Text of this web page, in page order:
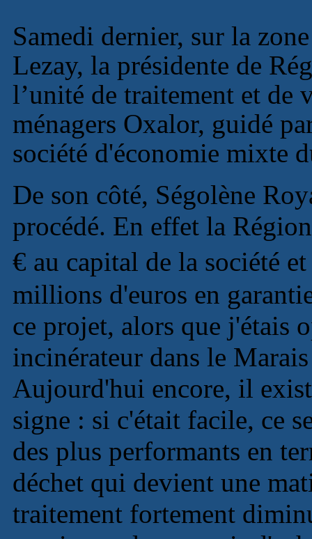
Samedi dernier, sur la
Lezay, la présidente de
l’unité de traitement et de
ménagers Oxalor, guidé
société d'économie mixte
De son côté, Ségolène
procédé. En effet la
€ au capital de la société
millions d'euros en
ce projet, alors que j'étais
incinérateur dans le
Aujourd'hui encore, il
signe : si c'était facile, ce
des plus performants en
déchet qui devient une
traitement fortement